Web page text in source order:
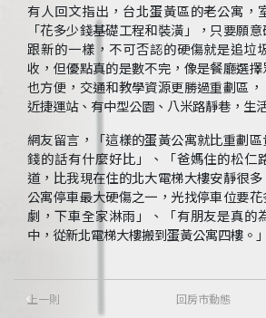
有人回文指出，台北蛋黃區的老公寓，
「花多少錢基礎工程和裝潢」，只要願
跟新的一樣，不可否認的硬傷就是追垃
收，但優點真的是數不完，像是餐廳選
也方便，交通和教學資源更勝過重劃區
近捷運站、有中型公園、八米路靜巷，生
網友留言，「這樣的蛋黃公寓就比重劃
錢的話有什麼好比」、「爸媽住的松仁
道，比我現在住的北大電梯大樓安靜很
公寓停車最大硬傷之一，光找停車位要
劇，下車全家淋雨」、「有朋友是真的
中，從新北電梯大樓搬到蛋黃公寓四樓。」
上一則 回房市動態